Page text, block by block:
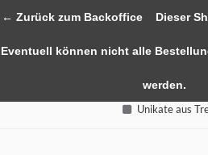
Unikate aus
← Zurück zum BackofficeDieser
Eventuell können nicht alle
werden.